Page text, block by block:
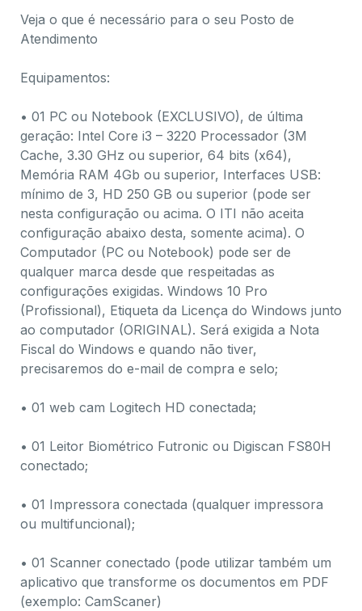
Veja o que é necessário para o seu Posto de
Atendimento
Equipamentos:
• 01 PC ou Notebook (EXCLUSIVO), de última
geração: Intel Core i3 – 3220 Processador (3M
Cache, 3.30 GHz ou superior, 64 bits (x64),
Memória RAM 4Gb ou superior, Interfaces USB:
mínimo de 3, HD 250 GB ou superior (pode ser
nesta configuração ou acima. O ITI não aceita
configuração abaixo desta, somente acima). O
Computador (PC ou Notebook) pode ser de
qualquer marca desde que respeitadas as
configurações exigidas. Windows 10 Pro
(Profissional), Etiqueta da Licença do Windows junto
ao computador (ORIGINAL). Será exigida a Nota
Fiscal do Windows e quando não tiver,
precisaremos do e-mail de compra e selo;
• 01 web cam Logitech HD conectada;
• 01 Leitor Biométrico Futronic ou Digiscan FS80H
conectado;
• 01 Impressora conectada (qualquer impressora
ou multifuncional);
• 01 Scanner conectado (pode utilizar também um
aplicativo que transforme os documentos em PDF
(exemplo: CamScaner)